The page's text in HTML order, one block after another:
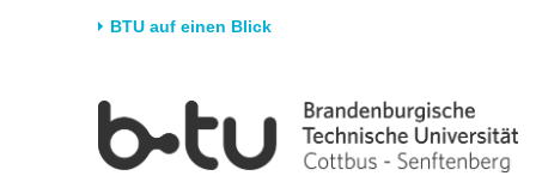
BTU auf einen Blick
Universität Forschung